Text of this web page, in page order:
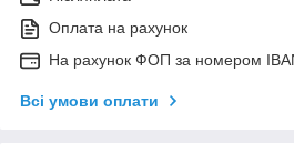
Оплата на рахунок
На рахунок ФОП за номером
Всі умови оплати